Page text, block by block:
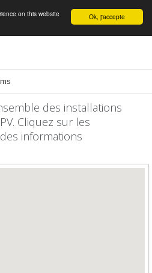
English Ok, j'accepte
on this website
des installations
Cliquez sur les
informations